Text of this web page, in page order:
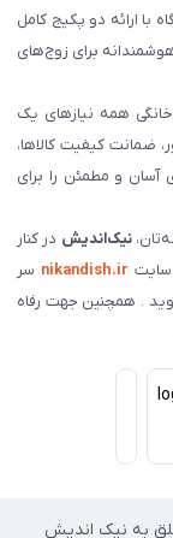
با ارائه دو پکیج کامل
برای زوج‌های
خانگی همه نیازهای یک
ضمانت کیفیت کالاها،
آسان و مطمئن را برای
نیک‌اندیش در کنار
سایت nikandish.ir سر
. همچنین جهت رفاه
به نیک اندیش